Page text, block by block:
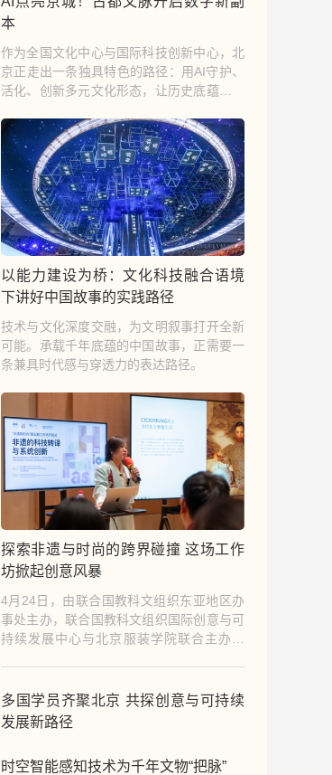
本
作为全国文化中心与国际科技创新中心，北
京正走出一条独具特色的路径：用AI守护、
活化、创新多元文化形态，让历史底蕴与时
护提供可借鉴、可推广的 “首都方案”。
以能力建设为桥：文化科技融合语境
下讲好中国故事的实践路径
技术与文化深度交融，为文明叙事打开全新
可能。承载千年底蕴的中国故事，正需要一
条兼具时代感与穿透力的表达路径。
探索非遗与时尚的跨界碰撞 这场工作
坊掀起创意风暴
4月24日，由联合国教科文组织东亚地区办
事处主办，联合国教科文组织国际创意与可
持续发展中心与北京服装学院联合主办的
程设计，为全球学员带来了一场深度融合非
遗、时尚与技术的创新赋能之旅。
多国学员齐聚北京 共探创意与可持续
发展新路径
时空智能感知技术为千年文物“把脉”